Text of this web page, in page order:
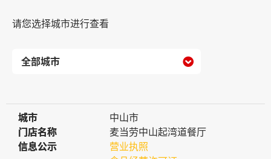
请您选择城市进行查看

城市
城市
中山市
门店名称
门店名称
麦当劳中山起湾道餐厅
信息公示
信息公示
营业执照